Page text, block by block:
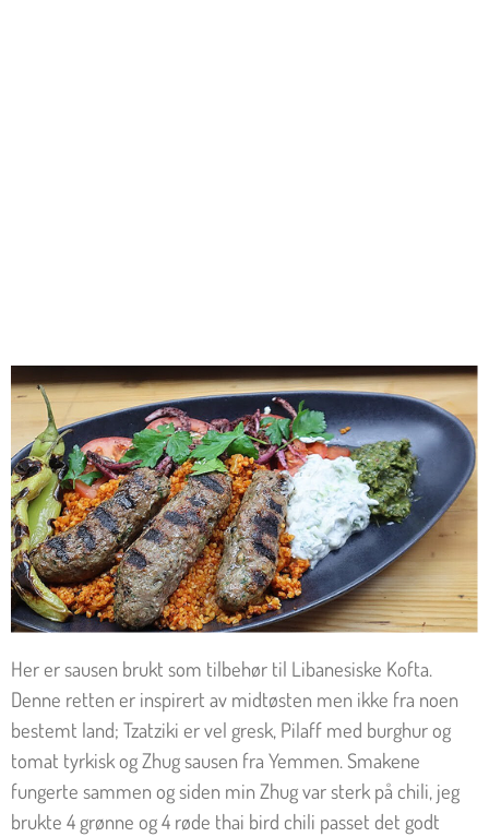
Her er sausen brukt som tilbehør til Libanesiske Kofta.
Denne retten er inspirert av midtøsten men ikke fra noen
bestemt land; Tzatziki er vel gresk, Pilaff med burghur og
tomat tyrkisk og Zhug sausen fra Yemmen. Smakene
fungerte sammen og siden min Zhug var sterk på chili, jeg
brukte 4 grønne og 4 røde thai bird chili passet det godt